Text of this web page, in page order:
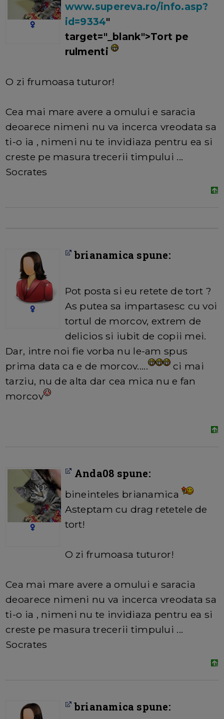
www.supereva.ro/info.asp?
id=9334"
target="_blank">Tort pe
rulmenti
O zi frumoasa tuturor!
Cea mai mare avere a omului e saracia
deoarece nimeni nu va incerca vreodata sa
ti-o ia , nimeni nu te invidiaza pentru ea si
creste pe masura trecerii timpului ...
Socrates
brianamica spune:
Pot posta si eu retete de tort ?
As putea sa impartasesc cu voi
tortul de morcov, extrem de
delicios si iubit de copii mei.
Dar, intre noi fie vorba nu le-am spus
prima data ca e de morcov.....
ci mai
tarziu, nu de alta dar cea mica nu e fan
morcov
Anda08 spune:
bineinteles brianamica
Asteptam cu drag retetele de
tort!
O zi frumoasa tuturor!
Cea mai mare avere a omului e saracia
deoarece nimeni nu va incerca vreodata sa
ti-o ia , nimeni nu te invidiaza pentru ea si
creste pe masura trecerii timpului ...
Socrates
brianamica spune: